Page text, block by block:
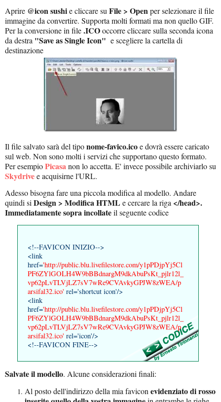
Aprire @icon sushie cliccare suFile > Openper selezionare il file
immagine da convertire. Supporta molti formati ma non quello GIF.
Per la conversione in file.ICOoccorre cliccare sulla seconda icona
da destra "Save as Single Icon" e scegliere la cartella di
destinazione
Il file salvato sarà del tiponome-favico.icoe dovrà essere caricato
sul web. Non sono molti i servizi che supportano questo formato.
Per esempioPicasanon lo accetta. E' invece possibile archiviarlo su
Skydrivee acquisirne l'URL.
Adesso bisogna fare una piccola modifica al modello. Andare
quindi siDesign > Modifica HTML e cercare la riga </head>.
Immediatamente sopra incollateil seguente codice
<!--FAVICON INIZIO-->
<link
href='http://public.blu.livefilestore.com/y1pPDjpYj5Cl
PF6ZYlGOLH4W9bBBdnargM9dkAbuPsKt_pjlr12l_
vp62pLvTLVjLZ7sV7wRe9CVAvkyGPJW8zWEA/p
arsifal32.ico' rel='shortcut icon'/>
<link
href='http://public.blu.livefilestore.com/y1pPDjpYj5Cl
PF6ZYlGOLH4W9bBBdnargM9dkAbuPsKt_pjlr12l_
vp62pLvTLVjLZ7sV7wRe9CVAvkyGPJW8zWEA/p
arsifal32.ico' rel='icon'/>
<!--FAVICON FINE-->
Salvate il modello. Alcune considerazioni finali:
Al posto dell'indirizzo della mia favicon evidenziato di rosso